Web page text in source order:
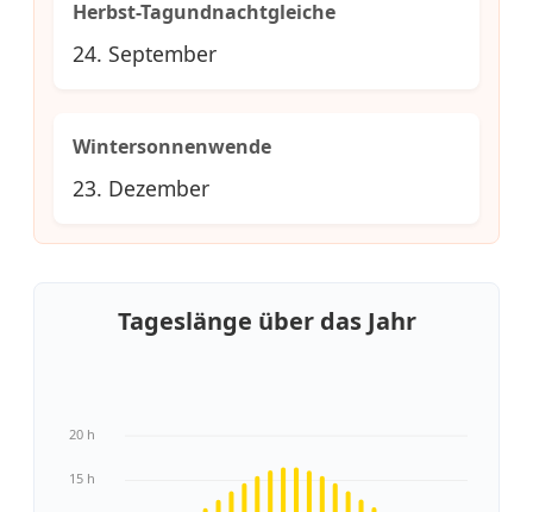
Herbst-Tagundnachtgleiche
24. September
Wintersonnenwende
23. Dezember
Tageslänge über das Jahr
15 h
20 h